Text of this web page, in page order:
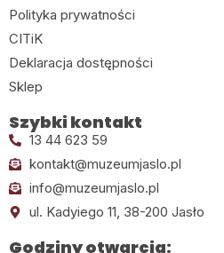
Polityka prywatności
CITiK
Deklaracja dostępności
Sklep
Szybki kontakt
13 44 623 59
kontakt@muzeumjaslo.pl
info@muzeumjaslo.pl
ul. Kadyiego 11, 38-200 Jasło
Godziny otwarcia: